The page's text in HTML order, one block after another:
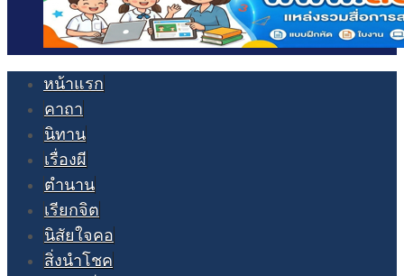
หน้าแรก
คาถา
นิทาน
เรื่องผี
ตำนาน
เรียกจิต
นิสัยใจคอ
สิ่งนำโชค